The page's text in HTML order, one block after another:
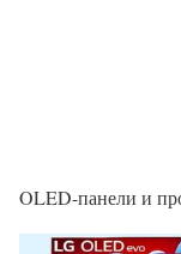
OLED-панели и